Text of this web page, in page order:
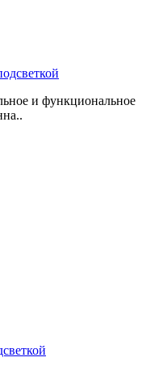
и функциональное